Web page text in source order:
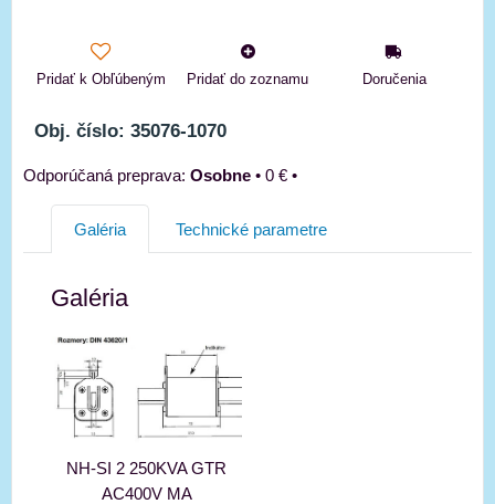
Pridať k Obľúbeným Pridať do zoznamu Doručenia
Obj. číslo: 35076-1070
Osobne • 0 € •
Galéria Technické parametre
Galéria
NH-SI 2 250KVA GTR
AC400V MA